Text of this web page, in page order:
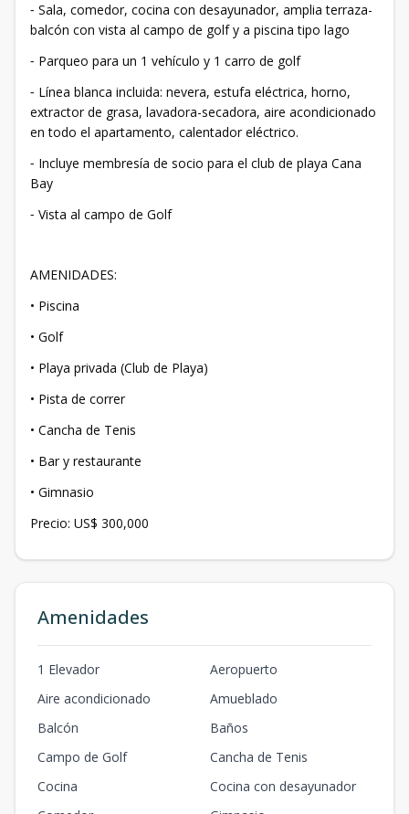
⁃ Sala, comedor, cocina con desayunador, amplia terraza-
balcón con vista al campo de golf y a piscina tipo lago
⁃ Parqueo para un 1 vehículo y 1 carro de golf
⁃ Línea blanca incluida: nevera, estufa eléctrica, horno,
extractor de grasa, lavadora-secadora, aire acondicionado
en todo el apartamento, calentador eléctrico.
⁃ Incluye membresía de socio para el club de playa Cana
Bay
⁃ Vista al campo de Golf
AMENIDADES:
• Piscina
• Golf
• Playa privada (Club de Playa)
• Pista de correr
• Cancha de Tenis
• Bar y restaurante
• Gimnasio
Precio: US$ 300,000
Amenidades
1 Elevador
Aeropuerto
Aire acondicionado
Amueblado
Balcón
Baños
Campo de Golf
Cancha de Tenis
Cocina
Cocina con desayunador